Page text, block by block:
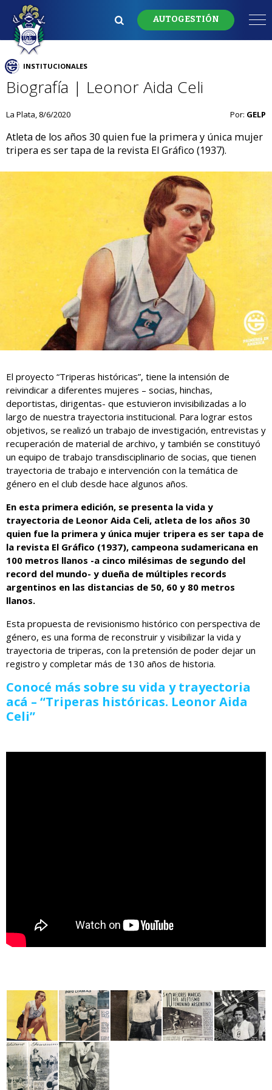
AUTOGESTIÓN
INSTITUCIONALES
Biografía | Leonor Aida Celi
La Plata, 8/6/2020 Por: GELP
Atleta de los años 30 quien fue la primera y única mujer
tripera es ser tapa de la revista El Gráfico (1937).
El proyecto “Triperas históricas”, tiene la intensión de
reivindicar a diferentes mujeres – socias, hinchas,
deportistas, dirigentas- que estuvieron invisibilizadas a lo
largo de nuestra trayectoria institucional. Para lograr estos
objetivos, se realizó un trabajo de investigación, entrevistas y
recuperación de material de archivo, y también se constituyó
un equipo de trabajo transdisciplinario de socias, que tienen
trayectoria de trabajo e intervención con la temática de
género en el club desde hace algunos años.
En esta primera edición, se presenta la vida y
trayectoria de Leonor Aida Celi, atleta de los años 30
quien fue la primera y única mujer tripera es ser tapa de
la revista El Gráfico (1937), campeona sudamericana en
100 metros llanos -a cinco milésimas de segundo del
record del mundo- y dueña de múltiples records
argentinos en las distancias de 50, 60 y 80 metros
llanos.
Esta propuesta de revisionismo histórico con perspectiva de
género, es una forma de reconstruir y visibilizar la vida y
trayectoria de triperas, con la pretensión de poder dejar un
registro y completar más de 130 años de historia.
Conocé más sobre su vida y trayectoria
acá – “Triperas históricas. Leonor Aida
Celi”